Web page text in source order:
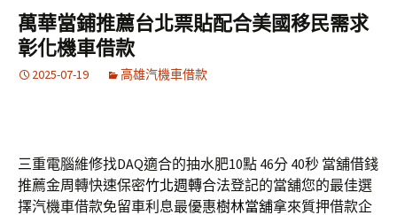
容
區
鍵
字:
萬華當鋪推薦台北票貼配合美國移民需求
彰化機車借款
2025-07-19 高雄汽機車借款
三重電腦維修找DAQ適合的抽水肥10點 46分 40秒 當舖借錢
推薦金周轉快速保密竹北週轉合法登記的當舖您的最佳選
擇汽機車借款免留車利息最優惠樹林當舖拿來質押借款企